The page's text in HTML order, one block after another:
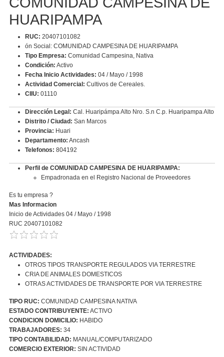
HUARIPAMPA
RUC: 20407101082
ón Social: COMUNIDAD CAMPESINA DE HUARIPAMPA
Tipo Empresa: Comunidad Campesina, Nativa
Condición: Activo
Fecha Inicio Actividades: 04 / Mayo / 1998
Actividad Comercial: Cultivos de Cereales.
CIIU: 01110
Dirección Legal: Cal. Huaripámpa Alto Nro. S.n C.p. Huaripampa Alto
Distrito / Ciudad: San Marcos
Provincia: Huari
Departamento: Ancash
Telefonos: 804192
Perfil de COMUNIDAD CAMPESINA DE HUARIPAMPA:
Empadronada en el Registro Nacional de Proveedores
Es tu empresa ?
Mas Informacion
Inicio de Actividades 04 / Mayo / 1998
RUC 20407101082
ACTIVIDADES:
OTROS TIPOS TRANSPORTE REGULADOS VIA TERRESTRE
CRIA DE ANIMALES DOMESTICOS
OTRAS ACTIVIDADES DE TRANSPORTE POR VIA TERRESTRE
TIPO RUC: COMUNIDAD CAMPESINA NATIVA
ESTADO CONTRIBUYENTE: ACTIVO
CONDICION DOMICILIO: HABIDO
TRABAJADORES: 34
TIPO CONTABILIDAD: MANUAL/COMPUTARIZADO
COMERCIO EXTERIOR: SIN ACTIVIDAD